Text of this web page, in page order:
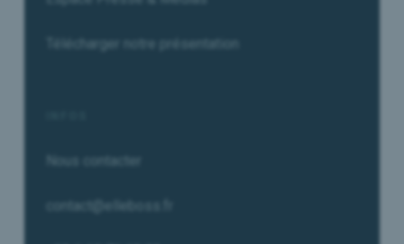
Télécharger notre présentation
Nous contacter
contact@elleboss.fr